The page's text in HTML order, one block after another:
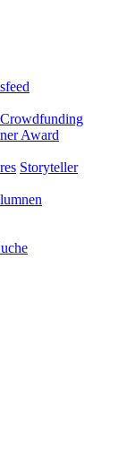
Crowdfunding
Award
Storyteller